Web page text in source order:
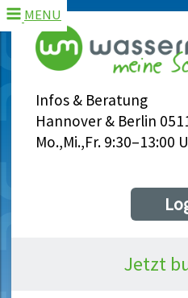
Infos & Beratung
Hannover & Berlin
Mo.,Mi.,Fr. 9:30–13:00
MENU
Jetzt